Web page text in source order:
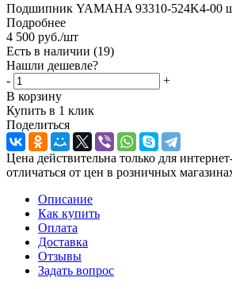
Подшипник YAMAHA 93310-524K4-00
Подробнее
4 500 руб./шт
Есть в наличии (19)
Нашли дешевле?
-
+
В корзину
Купить в 1 клик
Поделиться
Цена действительна только для
отличаться от цен в розничных
Описание
Как купить
Оплата
Доставка
Отзывы
Задать вопрос